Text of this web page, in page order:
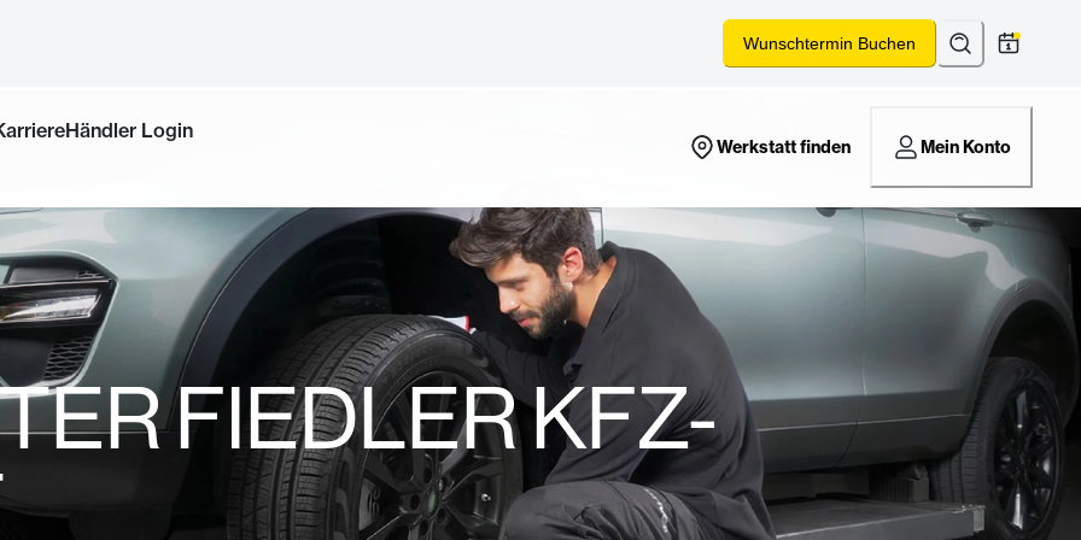
Wunschtermin Buchen Suchen*
Händler Login
Werkstatt finden Mein Konto
FIEDLER KFZ-